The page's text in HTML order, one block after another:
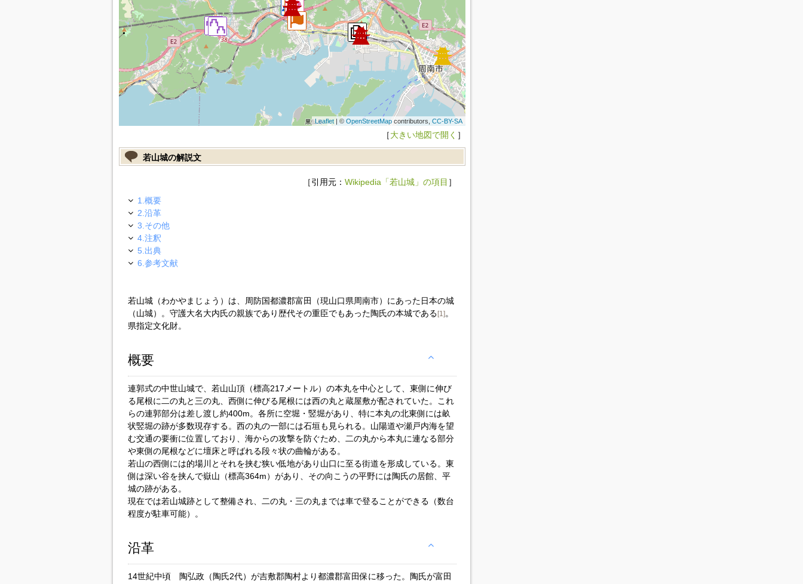
Leaflet| © OpenStreetMapcontributors, CC-BY-SA
［大きい地図で開く ］
若山城の解説文
［引用元： Wikipedia「若山城」の項目 ］
1.概要
2.沿革
3.その他
4.注釈
5.出典
6.参考文献
若山城（わかやまじょう）は、周防国都濃郡富田（現山口県周南市）にあった日本の城
（山城）。守護大名大内氏の親族であり歴代その重臣でもあった陶氏の本城である [1]。
県指定文化財。
概要
連郭式の中世山城で、若山山頂（標高217メートル）の本丸を中心として、東側に伸び
る尾根に二の丸と三の丸、西側に伸びる尾根には西の丸と蔵屋敷が配されていた。これ
らの連郭部分は差し渡し約400m。各所に空堀・竪堀があり、特に本丸の北東側には畝
状竪堀の跡が多数現存する。西の丸の一部には石垣も見られる。山陽道や瀬戸内海を望
む交通の要衝に位置しており、海からの攻撃を防ぐため、二の丸から本丸に連なる部分
や東側の尾根などに壇床と呼ばれる段々状の曲輪がある。
若山の西側には的場川とそれを挟む狭い低地があり山口に至る街道を形成している。東
側は深い谷を挟んで嶽山（標高364m）があり、その向こうの平野には陶氏の居館、平
城の跡がある。
現在では若山城跡として整備され、二の丸・三の丸までは車で登ることができる（数台
程度が駐車可能）。
沿革
14世紀中頃 陶弘政（陶氏2代）が吉敷郡陶村より都濃郡富田保に移った。陶氏が富田